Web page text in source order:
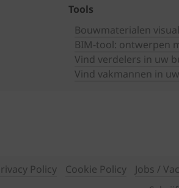
Tools
Bouwmaterialen
BIM-tool: ontwerpen
Vind verdelers in uw
Vind vakmannen in
Policy Cookie Policy Jobs /